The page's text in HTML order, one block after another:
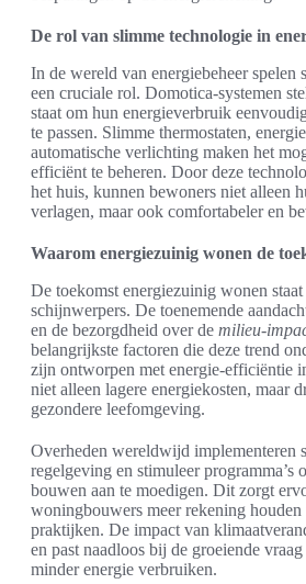
De rol van slimme technologie in
In de wereld van energiebeheer spelen
een cruciale rol. Domotica-systemen
staat om hun energieverbruik
te passen. Slimme thermostaten,
automatische verlichting maken het
efficiënt te beheren. Door deze
het huis, kunnen bewoners niet alleen
verlagen, maar ook comfortabeler en
Waarom energiezuinig wonen de
De toekomst energiezuinig wonen staat
schijnwerpers. De toenemende
en de bezorgdheid over de milieu-
belangrijkste factoren die deze trend
zijn ontworpen met energie-efficiëntie
niet alleen lagere energiekosten, maar
gezondere leefomgeving.
Overheden wereldwijd implementeren
regelgeving en stimuleer programma’s
bouwen aan te moedigen. Dit zorgt
woningbouwers meer rekening houden
praktijken. De impact van
en past naadloos bij de groeiende
minder energie verbruiken.